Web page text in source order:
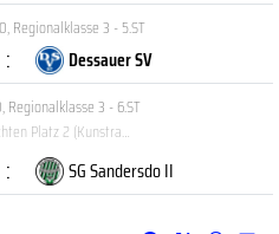
,Regionalklasse 3 - 5.ST
:
Dessauer SV
,Regionalklasse 3 - 6.ST
2 (Kunstrasenplatz)
: SG Sandersdo II